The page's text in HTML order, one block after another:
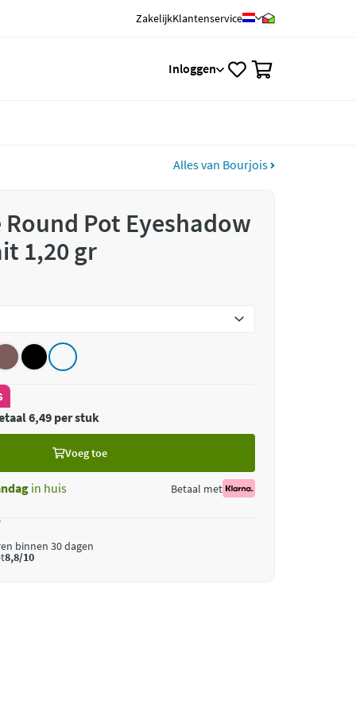
ZakelijkKlantenservice
Inloggen
Alles van Bourjois
Pot Eyeshadow
1,20 gr
6,49 per stuk
Voeg toe
in huis Betaal met
binnen 30 dagen
8,8/10